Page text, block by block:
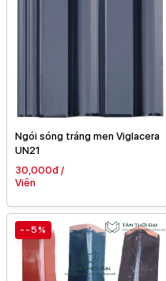
Ngói sóng tráng men Viglacera
UN21
30,000đ /
Viên
--5%